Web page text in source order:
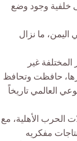
خلفية وجود وضع
ما نزال
غير
حافظت وتحافظ
العالمي تاريخاً
الحرب الأهلية، مع
مفكريه